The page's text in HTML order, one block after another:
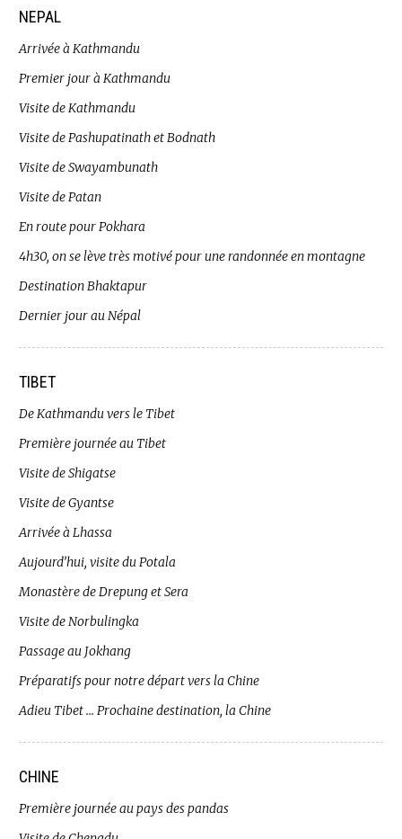
NEPAL
Arrivée à Kathmandu
Premier jour à Kathmandu
Visite de Kathmandu
Visite de Pashupatinath et Bodnath
Visite de Swayambunath
Visite de Patan
En route pour Pokhara
4h30, on se lève très motivé pour une randonnée en montagne
Destination Bhaktapur
Dernier jour au Népal
TIBET
De Kathmandu vers le Tibet
Première journée au Tibet
Visite de Shigatse
Visite de Gyantse
Arrivée à Lhassa
Aujourd’hui, visite du Potala
Monastère de Drepung et Sera
Visite de Norbulingka
Passage au Jokhang
Préparatifs pour notre départ vers la Chine
Adieu Tibet … Prochaine destination, la Chine
CHINE
Première journée au pays des pandas